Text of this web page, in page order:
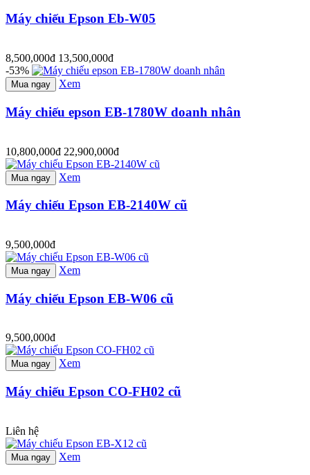
Máy chiếu Epson Eb-W05
8,500,000đ 13,500,000đ
-53%
Mua ngay Xem
Máy chiếu epson EB-1780W doanh nhân
10,800,000đ 22,900,000đ
Mua ngay Xem
Máy chiếu Epson EB-2140W cũ
9,500,000đ
Mua ngay Xem
Máy chiếu Epson EB-W06 cũ
9,500,000đ
Mua ngay Xem
Máy chiếu Epson CO-FH02 cũ
Liên hệ
Mua ngay Xem